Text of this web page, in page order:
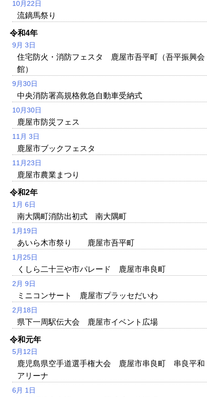
10月22日
流鏑馬祭り
令和4年
9月 3日
住宅防火・消防フェスタ 鹿屋市吾平町（吾平振興会
館）
9月30日
中央消防署高規格救急自動車受納式
10月30日
鹿屋市防災フェス
11月 3日
鹿屋市ブックフェスタ
11月23日
鹿屋市農業まつり
令和2年
1月 6日
南大隅町消防出初式 南大隅町
1月19日
あいら木市祭り 鹿屋市吾平町
1月25日
くしら二十三や市パレード 鹿屋市串良町
2月 9日
ミニコンサート 鹿屋市プラッセだいわ
2月18日
県下一周駅伝大会 鹿屋市イベント広場
令和元年
5月12日
鹿児島県空手道選手権大会 鹿屋市串良町 串良平和
アリーナ
6月 1日